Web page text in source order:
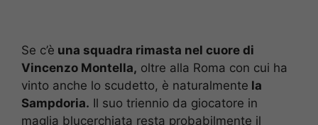
Se c’è una squadra rimasta nel cuore di
Vincenzo Montella, oltre alla Roma con cui ha
vinto anche lo scudetto, è naturalmente la
Sampdoria. Il suo triennio da giocatore in
maglia blucerchiata resta probabilmente il